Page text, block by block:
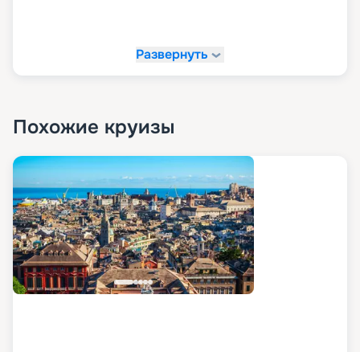
Развернуть
Похожие круизы